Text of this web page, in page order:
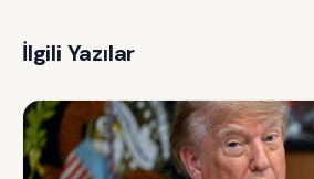
İlgili Yazılar